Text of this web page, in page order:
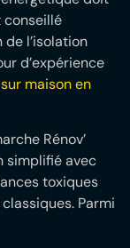
conseillé
l’isolation
d’expérience
maison en
Rénov’
simplifié avec
toxiques
Parmi